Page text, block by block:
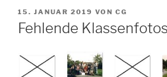
VERÖFFENTLICHT
AM
15. JANUAR 2019 VON CG
Fehlende Klassenfotos